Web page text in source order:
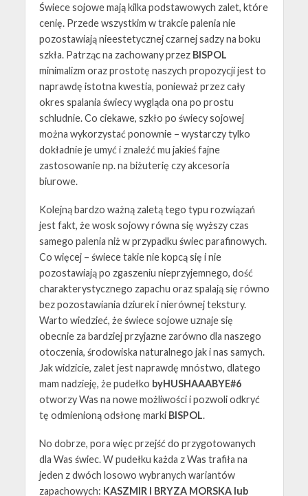
Świece sojowe mają kilka podstawowych zalet, które
cenię. Przede wszystkim w trakcie palenia nie
pozostawiają nieestetycznej czarnej sadzy na boku
szkła. Patrząc na zachowany przez BISPOL
minimalizm oraz prostotę naszych propozycji jest to
naprawdę istotna kwestia, ponieważ przez cały
okres spalania świecy wygląda ona po prostu
schludnie. Co ciekawe, szkło po świecy sojowej
można wykorzystać ponownie – wystarczy tylko
dokładnie je umyć i znaleźć mu jakieś fajne
zastosowanie np. na biżuterię czy akcesoria
biurowe.
Kolejną bardzo ważną zaletą tego typu rozwiązań
jest fakt, że wosk sojowy równa się wyższy czas
samego palenia niż w przypadku świec parafinowych.
Co więcej – świece takie nie kopcą się i nie
pozostawiają po zgaszeniu nieprzyjemnego, dość
charakterystycznego zapachu oraz spalają się równo
bez pozostawiania dziurek i nierównej tekstury.
Warto wiedzieć, że świece sojowe uznaje się
obecnie za bardziej przyjazne zarówno dla naszego
otoczenia, środowiska naturalnego jak i nas samych.
Jak widzicie, zalet jest naprawdę mnóstwo, dlatego
mam nadzieję, że pudełko byHUSHAAABYE#6
otworzy Was na nowe możliwości i pozwoli odkryć
tę odmienioną odsłonę marki BISPOL.
No dobrze, pora więc przejść do przygotowanych
dla Was świec. W pudełku każda z Was trafiła na
jeden z dwóch losowo wybranych wariantów
zapachowych: KASZMIR I BRYZA MORSKA lub